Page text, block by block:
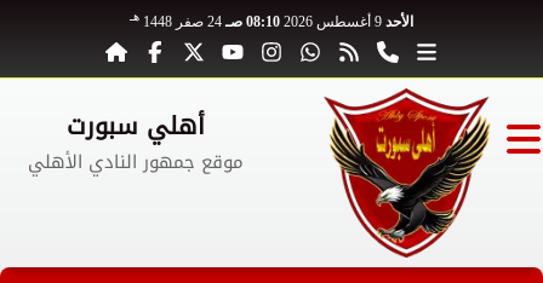
الأحد 08:10 صـ 24 صفر 1448 هـ
أهلي سبورت
موقع جمهور النادي الأهلي